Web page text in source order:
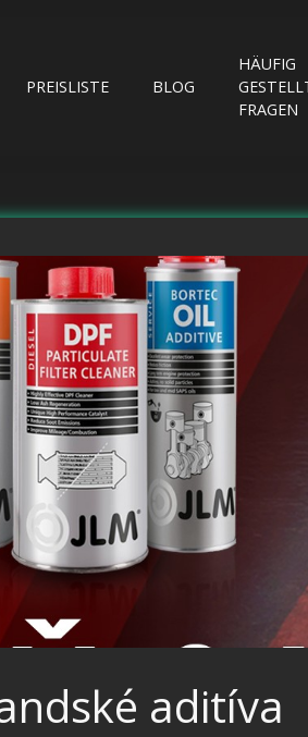
PREISLISTE BLOG
HÄUFIG
FRAGEN
aditíva